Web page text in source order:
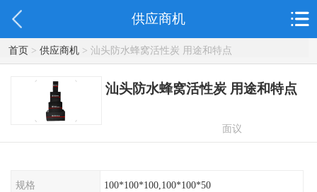
供应商机
首页> 供应商机> 汕头防水蜂窝活性炭 用途和特点
汕头防水蜂窝活性炭 用途和特点
面议
规格 100*100*100,100*100*50